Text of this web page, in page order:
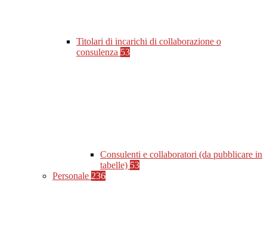
Titolari di incarichi di collaborazione o
consulenza 53
Consulenti e collaboratori (da pubblicare in
tabelle) 53
Personale 236